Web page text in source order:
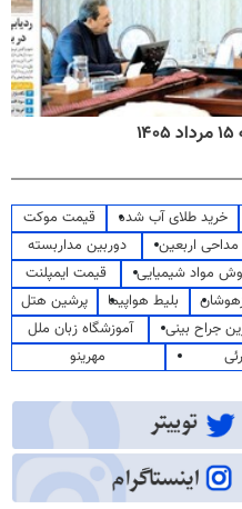
خرید طلای آب شده
قیمت موکت
مداحی اربعین
دوربین مداربسته
مواد شیمیایی
قیمت ایمپلنت
بلیط هواپیما
پرشین هتل
جراح بینی
آموزشگاه زبان ملل
مهرینو